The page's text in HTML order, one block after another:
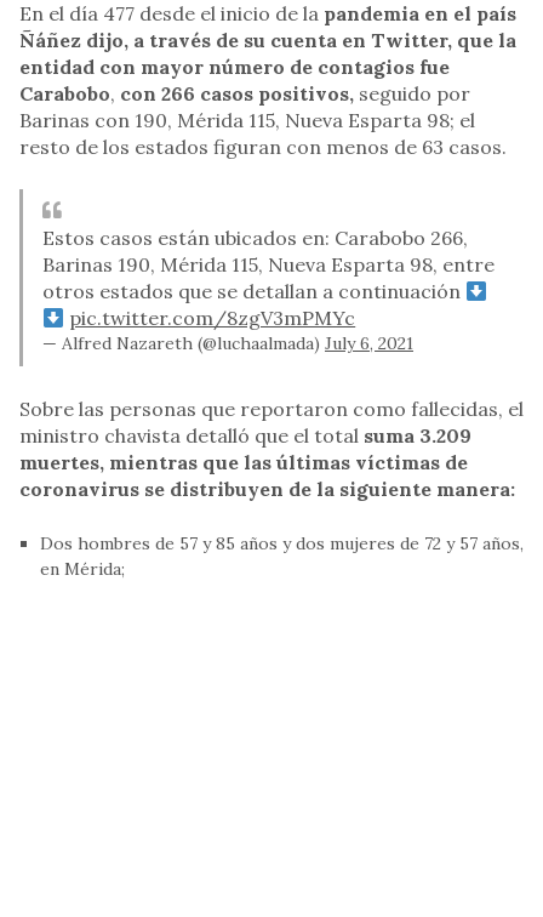
En el día 477 desde el inicio de la pandemia en el país
Ñáñez dijo, a través de su cuenta en Twitter, que la
entidad con mayor número de contagios fue
Carabobo, con 266 casos positivos, seguido por
Barinas con 190, Mérida 115, Nueva Esparta 98; el
resto de los estados figuran con menos de 63 casos.
Estos casos están ubicados en: Carabobo 266,
Barinas 190, Mérida 115, Nueva Esparta 98, entre
otros estados que se detallan a continuación
pic.twitter.com/8zgV3mPMYc
— Alfred Nazareth (@luchaalmada) July 6, 2021
Sobre las personas que reportaron como fallecidas, el
ministro chavista detalló que el total suma 3.209
muertes, mientras que las últimas víctimas de
coronavirus se distribuyen de la siguiente manera:
Dos hombres de 57 y 85 años y dos mujeres de 72 y 57 años,
en Mérida;